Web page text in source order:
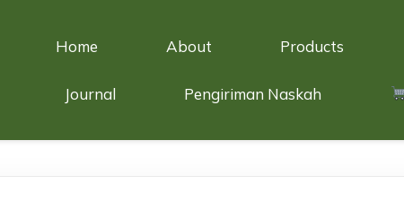
Home About Products
Journal Pengiriman Naskah